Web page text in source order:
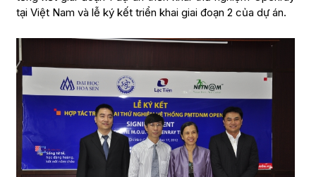
tại Việt Nam và lễ ký kết triển khai giai đoạn 2 của dự án.